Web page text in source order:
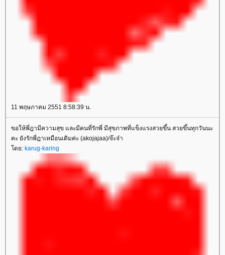
11 พฤษภาคม 2551 8:58:39 น.
ขอให้พี่ฎามีความสุข และมีคนที่รักพี่ มีสุขภาพที่แข็งแรงสวยขึ้น สวยขึ้นทุกวันนะ
คะ ยังรักพี่ฎาเหมือนเดิมค่ะ (akojajaa)/จ๊ะจ๋า
โดย: karug-karing